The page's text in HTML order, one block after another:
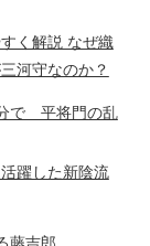
く解説 なぜ織
河守なのか？
で 平将門の乱
躍した新陰流